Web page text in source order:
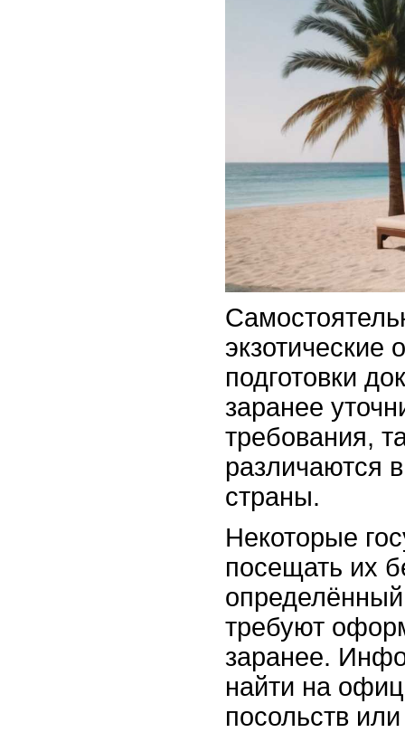
экзотические
подготовки
заранее
требования,
различаются
страны.
Некоторые
посещать их
требуют
заранее.
найти на
посольств